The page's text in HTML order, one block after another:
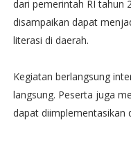
dari pemerintah RI tahun
disampaikan dapat
literasi di daerah.
Kegiatan berlangsung
langsung. Peserta juga
dapat diimplementasikan